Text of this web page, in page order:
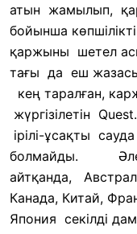
атын жамылып,
бойынша
қаржыны шетел
тағы да еш
кең таралған,
жүргізілетін
ірілі-ұсақты
болмайды.
айтқанда,
Канада, Китай,
Япония секілді